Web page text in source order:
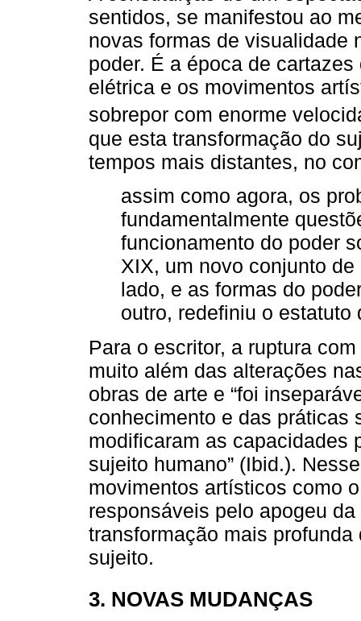
sentidos, se manifestou ao
novas formas de visualidade
poder. É a época de
elétrica e os movimentos
sobrepor com enorme
que esta transformação do
tempos mais distantes, no
assim como agora, os
fundamentalmente
funcionamento do poder
XIX, um novo conjunto
lado, e as formas do
outro, redefiniu o estatuto
Para o escritor, a ruptura
muito além das alterações
obras de arte e “foi
conhecimento e das práticas
modificaram as capacidades
sujeito humano” (Ibid.).
movimentos artísticos como
responsáveis pelo apogeu
transformação mais
sujeito.
3. NOVAS MUDANÇAS